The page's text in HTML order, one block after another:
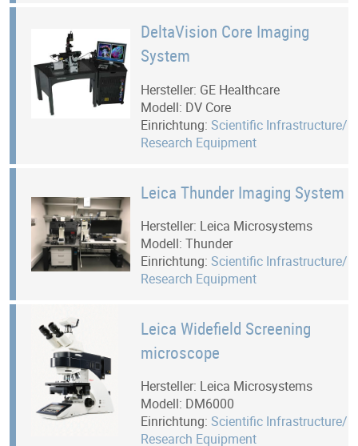
DeltaVision Core Imaging
System
Hersteller: GE Healthcare
Modell: DV Core
Einrichtung: Scientific Infrastructure/
Research Equipment
Leica Thunder Imaging System
Hersteller: Leica Microsystems
Modell: Thunder
Einrichtung: Scientific Infrastructure/
Research Equipment
Leica Widefield Screening
microscope
Hersteller: Leica Microsystems
Modell: DM6000
Einrichtung: Scientific Infrastructure/
Research Equipment